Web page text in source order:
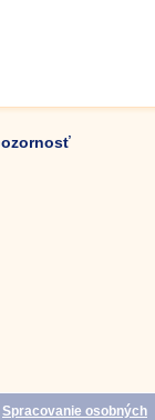
Spracovanie osobných